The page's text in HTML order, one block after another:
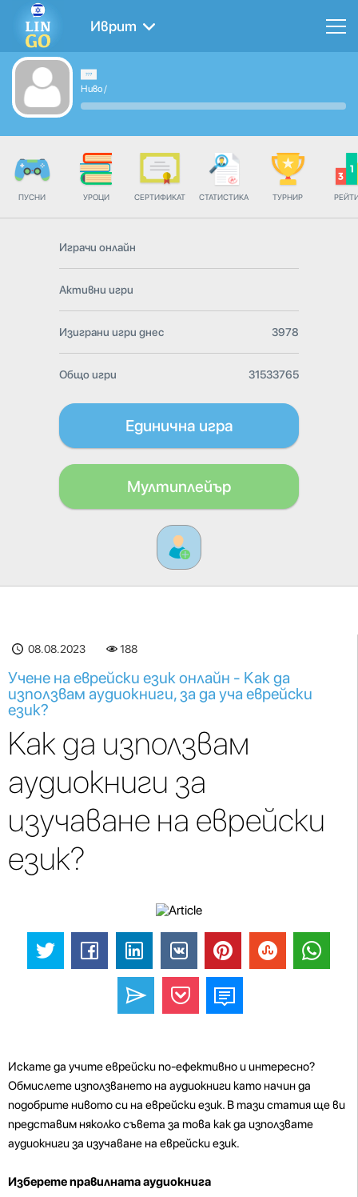
Иврит
Ниво/
ПУСНИ УРОЦИ СЕРТИФИКАТ СТАТИСТИКА ТУРНИР
Играчи онлайн
Активни игри
Изиграни игри днес 3978
Общо игри 31533765
Единична игра
Мултиплейър
08.08.2023 188
Учене на еврейски език онлайн - Как да
използвам аудиокниги, за да уча еврейски
език?
Как да използвам
аудиокниги за
изучаване на еврейски
език?
Искате да учите еврейски по-ефективно и интересно?
Обмислете използването на аудиокниги като начин да
подобрите нивото си на еврейски език. В тази статия ще ви
представим няколко съвета за това как да използвате
аудиокниги за изучаване на еврейски език.
Изберете правилната аудиокнига